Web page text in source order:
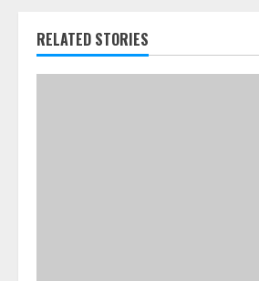
RELATED STORIES